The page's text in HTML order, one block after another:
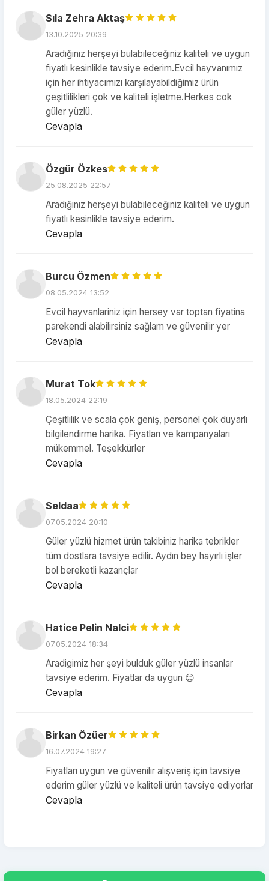
Sıla Zehra Aktaş
13.10.2025 20:39
Aradığınız herşeyi bulabileceğiniz kaliteli ve uygun
fiyatlı kesinlikle tavsiye ederim.Evcil hayvanımız
için her ihtiyacımızı karşılayabildiğimiz ürün
çeşitlilikleri çok ve kaliteli işletme.Herkes cok
güler yüzlü.
Cevapla
Özgür Özkes
25.08.2025 22:57
Aradığınız herşeyi bulabileceğiniz kaliteli ve uygun
fiyatlı kesinlikle tavsiye ederim.
Cevapla
Burcu Özmen
08.05.2024 13:52
Evcil hayvanlariniz için hersey var toptan fiyatina
parekendi alabilirsiniz sağlam ve güvenilir yer
Cevapla
Murat Tok
18.05.2024 22:19
Çeşitlilik ve scala çok geniş, personel çok duyarlı
bilgilendirme harika. Fiyatları ve kampanyaları
mükemmel. Teşekkürler
Cevapla
Seldaa
07.05.2024 20:10
Güler yüzlü hizmet ürün takibiniz harika tebrikler
tüm dostlara tavsiye edilir. Aydın bey hayırlı işler
bol bereketli kazançlar
Cevapla
Hatice Pelin Nalci
07.05.2024 18:34
Aradigimiz her şeyi bulduk güler yüzlü insanlar
tavsiye ederim. Fiyatlar da uygun 😊
Cevapla
Birkan Özüer
16.07.2024 19:27
Fiyatları uygun ve güvenilir alışveriş için tavsiye
ederim güler yüzlü ve kaliteli ürün tavsiye ediyorlar
Cevapla